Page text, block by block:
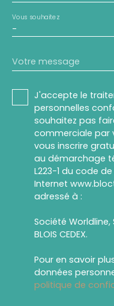
-
Vous souhaitez
Votre message
J'accepte le
personnelles
souhaitez pas
commerciale par
vous inscrire
au démarchage
L223-1 du code
Internet
adressé à :
Société Worldline,
BLOIS CEDEX.
Pour en savoir
données
politique de